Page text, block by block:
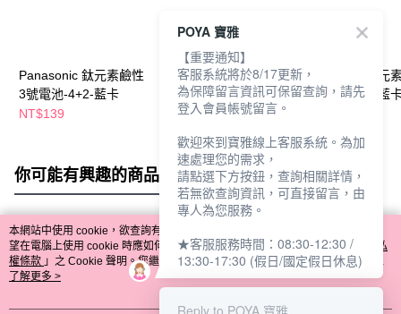
Panasonic 鈦元素鹼性
3號電池-4+2-藍卡
NT$139
Panasonic 鈦元素鹼性
4號電池-8+2-藍卡
NT$199
Panasonic 鈦元
3號電池-8+2-藍
你可能有興趣的商品 全站排行
熱門標籤
本網站中使用 cookie，欲查詢有關本網站使用 cookie 方式之詳情，及若您不希
望在電腦上使用 cookie 時應如何變更電腦的 cookie 設定，請參閱本網站「
隱私
權條款 」之 Cookie 聲明。您繼續使用本網站即表示您同意本公司得按本網站使
用條款之 Cookie 聲明使用 cookie。
了解更多 >
POYA 寶雅
【重要通知】
客服系統將於8/17更新，
為保障留言資訊可保留查詢，請先
登入會員帳號留言。
歡迎來到寶雅線上客服系統。為加
速處理您的需求，
請點選下方按鈕，查詢相關詳情，
若無欲查詢資訊，可直接留言，由
專人為您服務。
★客服服務時間：08:30-12:30 /
13:30-17:30 (假日/國定假日休息)
Reply to POYA 寶雅